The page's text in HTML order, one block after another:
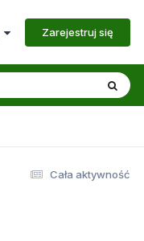
Zarejestruj się
Cała aktywność